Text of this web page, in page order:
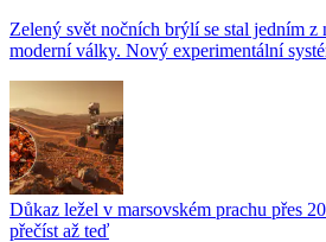
Zelený svět nočních brýlí se stal jedním z
moderní války. Nový experimentální
Důkaz ležel v marsovském prachu přes
přečíst až teď